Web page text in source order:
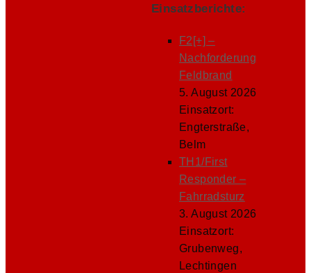
Einsatzberichte:
F2[+] –
Nachforderung
Feldbrand
5. August 2026
Einsatzort:
Engterstraße,
Belm
TH1/First
Responder –
Fahrradsturz
3. August 2026
Einsatzort:
Grubenweg,
Lechtingen